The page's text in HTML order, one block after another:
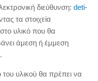
διεύθυνση: deti-
τα στοιχεία
στο υλικό που θα
άμεση ή έμμεση
του υλικού θα πρέπει να